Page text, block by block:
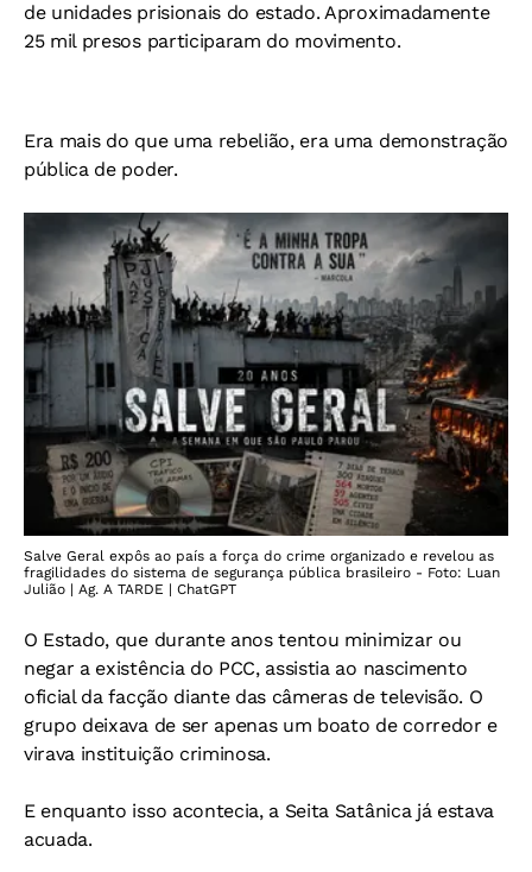
de unidades prisionais do estado. Aproximadamente
25 mil presos participaram do movimento.
Era mais do que uma rebelião, era uma demonstração
pública de poder.
Salve Geral expôs ao país a força do crime organizado e revelou as
fragilidades do sistema de segurança pública brasileiro - Foto: Luan
Julião | Ag. A TARDE | ChatGPT
O Estado, que durante anos tentou minimizar ou
negar a existência do PCC, assistia ao nascimento
oficial da facção diante das câmeras de televisão. O
grupo deixava de ser apenas um boato de corredor e
virava instituição criminosa.
E enquanto isso acontecia, a Seita Satânica já estava
acuada.